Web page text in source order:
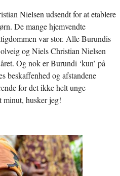
Nielsen udsendt for at etablere
De mange hjemvendte
var stor. Alle Burundis
og Niels Christian Nielsen
Og nok er Burundi ‘kun’ på
beskaffenhed og afstandene
for det ikke helt unge
minut, husker jeg!